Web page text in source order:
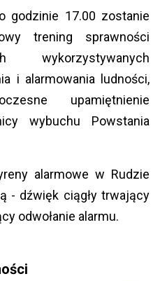
godzinie 17.00 zostanie
trening sprawności
wykorzystywanych
i alarmowania ludności,
upamiętnienie
wybuchu Powstania
alarmowe w Rudzie
- dźwięk ciągły trwający
odwołanie alarmu.